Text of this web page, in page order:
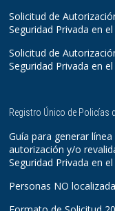
Solicitud de
Seguridad Privada en
Solicitud de
Seguridad Privada en
Registro Único de Policías
Guía para generar
autorización y/o
Seguridad Privada en
Personas NO